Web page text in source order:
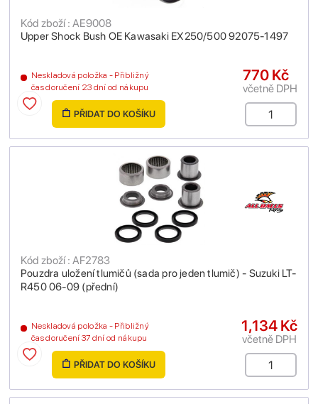
Upper Shock Bush OE Kawasaki EX250/500 92075-1497
Kód zboží : AE9008
Neskladová položka - Přibližný
čas doručení 23 dní od nákupu
770 Kč
včetně DPH
PŘIDAT DO KOŠÍKU
Pouzdra uložení tlumičů (sada pro jeden tlumič) - Suzuki LT-
R450 06-09 (přední)
Kód zboží : AF2783
Neskladová položka - Přibližný
čas doručení 37 dní od nákupu
1,134 Kč
včetně DPH
PŘIDAT DO KOŠÍKU